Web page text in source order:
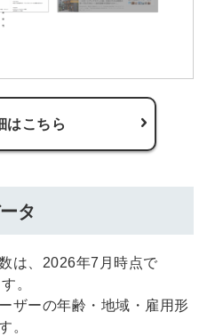
はこちら
タ
は、2026年7月時点で
。
ザーの年齢・地域・雇用形
。